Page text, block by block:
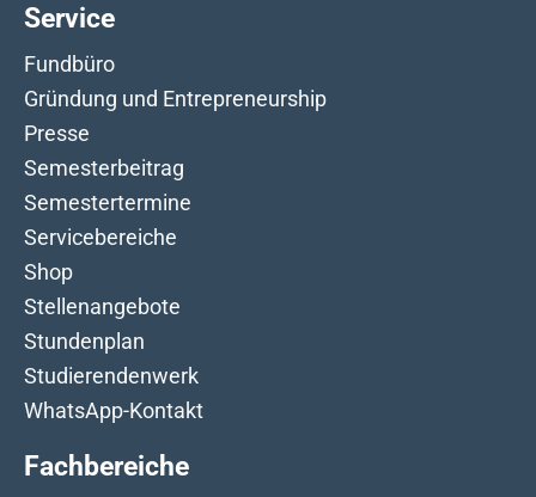
Service
Fundbüro
Gründung und Entrepreneurship
Presse
Semesterbeitrag
Semestertermine
Servicebereiche
Shop
Stellenangebote
Stundenplan
Studierendenwerk
WhatsApp-Kontakt
Fachbereiche